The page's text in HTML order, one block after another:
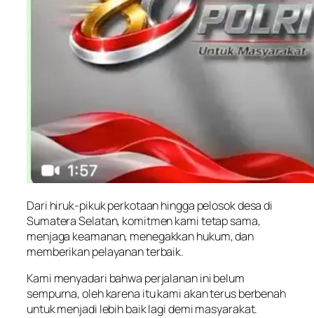
Dari hiruk-pikuk perkotaan hingga pelosok desa di
Sumatera Selatan, komitmen kami tetap sama,
menjaga keamanan, menegakkan hukum, dan
memberikan pelayanan terbaik.
Kami menyadari bahwa perjalanan ini belum
sempurna, oleh karena itu kami akan terus berbenah
untuk menjadi lebih baik lagi demi masyarakat.